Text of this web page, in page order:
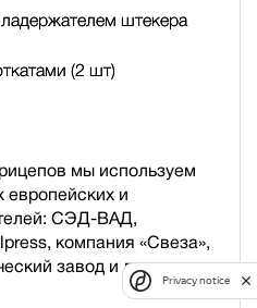
держателем штекера
(2 шт)
мы используем
и
СЭД-ВАД,
компания «Свеза»,
завод и др.
Privacy notice